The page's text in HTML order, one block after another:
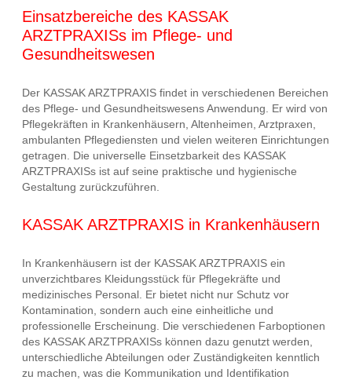
Einsatzbereiche des KASSAK
ARZTPRAXISs im Pflege- und
Gesundheitswesen
Der KASSAK ARZTPRAXIS findet in verschiedenen Bereichen
des Pflege- und Gesundheitswesens Anwendung. Er wird von
Pflegekräften in Krankenhäusern, Altenheimen, Arztpraxen,
ambulanten Pflegediensten und vielen weiteren Einrichtungen
getragen. Die universelle Einsetzbarkeit des KASSAK
ARZTPRAXISs ist auf seine praktische und hygienische
Gestaltung zurückzuführen.
KASSAK ARZTPRAXIS in Krankenhäusern
In Krankenhäusern ist der KASSAK ARZTPRAXIS ein
unverzichtbares Kleidungsstück für Pflegekräfte und
medizinisches Personal. Er bietet nicht nur Schutz vor
Kontamination, sondern auch eine einheitliche und
professionelle Erscheinung. Die verschiedenen Farboptionen
des KASSAK ARZTPRAXISs können dazu genutzt werden,
unterschiedliche Abteilungen oder Zuständigkeiten kenntlich
zu machen, was die Kommunikation und Identifikation